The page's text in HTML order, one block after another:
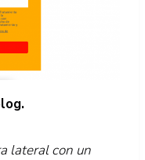
lateral con un